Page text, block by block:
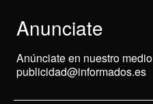
Anunciate
Anúnciate en nuestro medio
publicidad@informados.es